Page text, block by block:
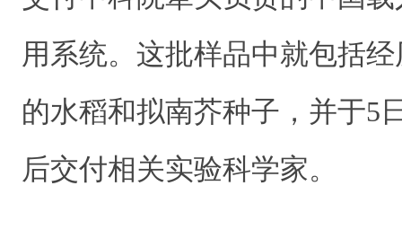
用系统。这批样品中就包括
的水稻和拟南芥种子，并于5
后交付相关实验科学家。